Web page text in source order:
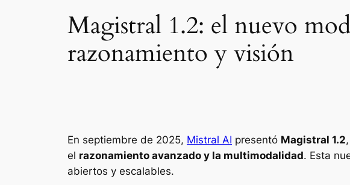
Magistral 1.2: el nuevo
razonamiento y visión
En septiembre de 2025, Mistral AI presentó Magistral 1.2
el razonamiento avanzado y la multimodalidad. Esta
abiertos y escalables.